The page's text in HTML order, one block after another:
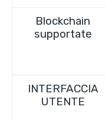
Blockchain
supportate
INTERFACCIA
UTENTE